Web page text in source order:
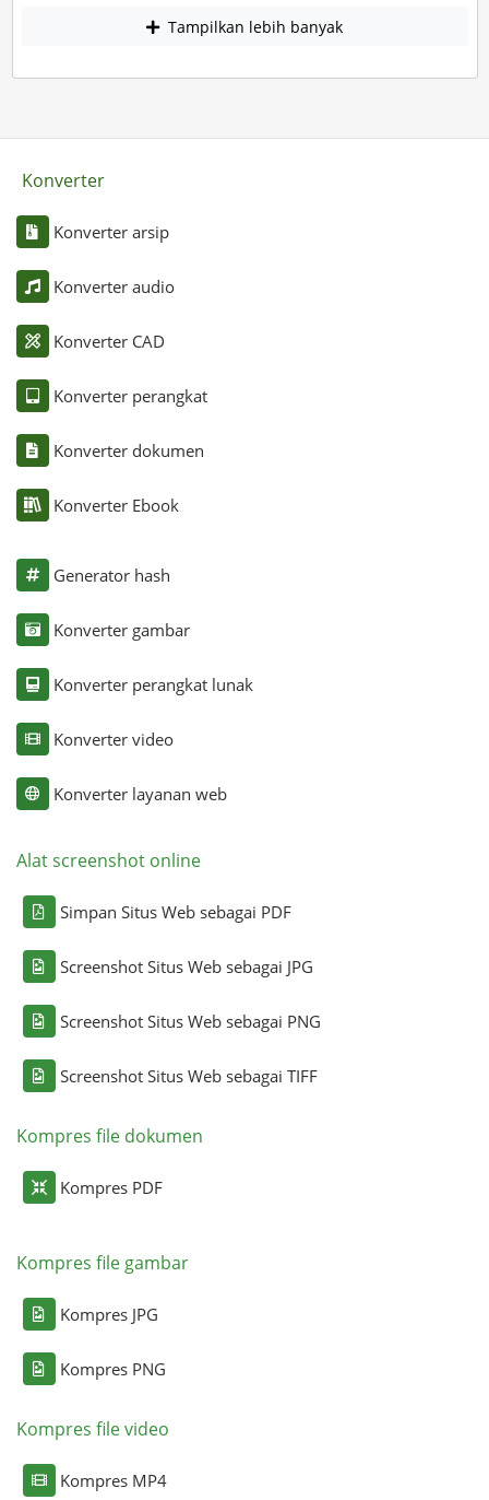
Tampilkan lebih banyak
Konverter
Konverter arsip
Konverter audio
Konverter CAD
Konverter perangkat
Konverter dokumen
Konverter Ebook
Generator hash
Konverter gambar
Konverter perangkat lunak
Konverter video
Konverter layanan web
Alat screenshot online
Simpan Situs Web sebagai PDF
Screenshot Situs Web sebagai JPG
Screenshot Situs Web sebagai PNG
Screenshot Situs Web sebagai TIFF
Kompres file dokumen
Kompres PDF
Kompres file gambar
Kompres JPG
Kompres PNG
Kompres file video
Kompres MP4